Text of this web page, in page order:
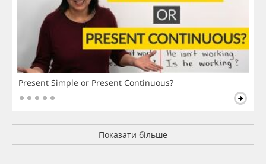
Present Simple or Present Continuous?
Показати більше